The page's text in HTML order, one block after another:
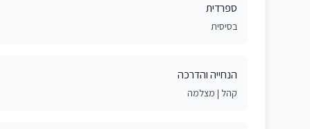
ספרדית
בסיסית
הנחייה והדרכה
קהל | מצלמה